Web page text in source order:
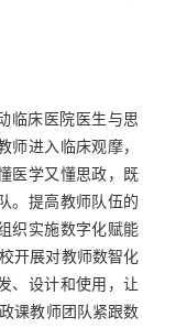
临床医院医生与思
师进入临床观摩，
医学又懂思政，既
。提高教师队伍的
织实施数字化赋能
开展对教师数智化
、设计和使用，让
课教师团队紧跟数